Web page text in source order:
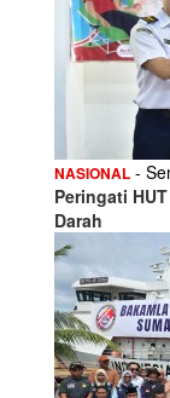
NASIONAL -
Peringati
Darah